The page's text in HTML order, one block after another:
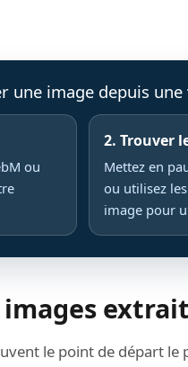
une image depuis une
ou
2. Trouver
Mettez en
ou utilisez
image pour
images
le point de départ